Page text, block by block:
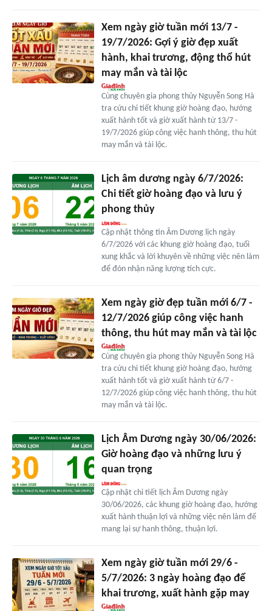
Xem ngày giờ tuần mới 13/7 -
19/7/2026: Gợi ý giờ đẹp xuất
hành, khai trương, động thổ hút
may mắn và tài lộc
Cùng chuyên gia phong thủy Nguyễn Song Hà
tra cứu chi tiết khung giờ hoàng đạo, hướng
xuất hành tốt và giờ xuất hành từ 13/7 -
19/7/2026 giúp công việc hanh thông, thu hút
may mắn và tài lộc.
Lịch âm dương ngày 6/7/2026:
Chi tiết giờ hoàng đạo và lưu ý
phong thủy
Cập nhật thông tin Âm Dương lịch ngày
6/7/2026 với các khung giờ hoàng đạo, tuổi
xung khắc và lời khuyên về những việc nên làm
để đón nhận năng lượng tích cực.
Xem ngày giờ đẹp tuần mới 6/7 -
12/7/2026 giúp công việc hanh
thông, thu hút may mắn và tài lộc
Cùng chuyên gia phong thủy Nguyễn Song Hà
tra cứu chi tiết khung giờ hoàng đạo, hướng
xuất hành tốt và giờ xuất hành từ 6/7 -
12/7/2026 giúp công việc hanh thông, thu hút
may mắn và tài lộc.
Lịch Âm Dương ngày 30/06/2026:
Giờ hoàng đạo và những lưu ý
quan trọng
Cập nhật chi tiết lịch Âm Dương ngày
30/06/2026, các khung giờ hoàng đạo, hướng
xuất hành thuận lợi và những việc nên làm để
mang lại sự hanh thông, thuận lợi.
Xem ngày giờ tuần mới 29/6 -
5/7/2026: 3 ngày hoàng đạo để
khai trương, xuất hành gặp may